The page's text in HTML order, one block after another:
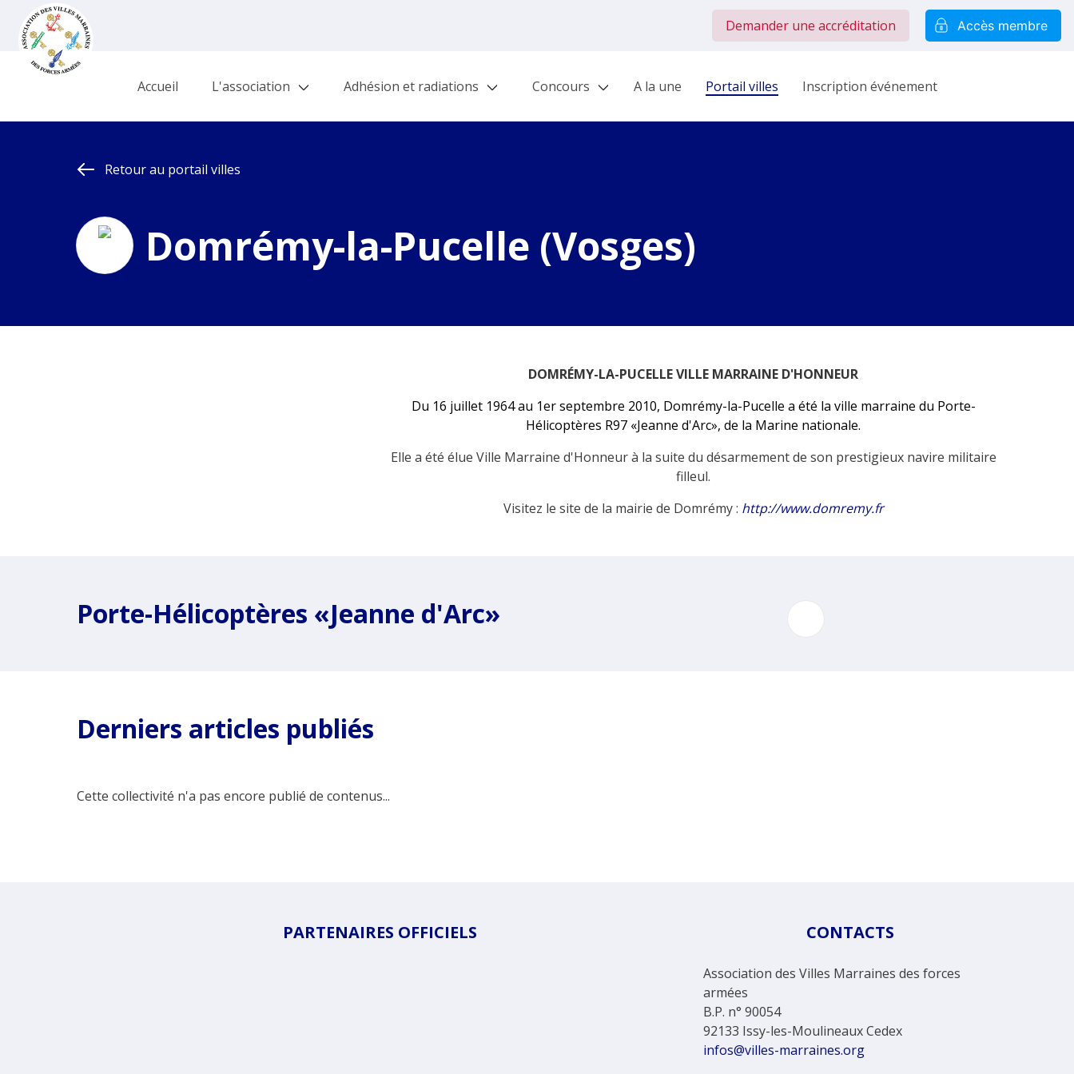
Demander une accréditation Accès membre
Accueil L'association Adhésion et radiations Concours A la une Portail villes Inscription événement
Retour au portail villes
Domrémy-la-Pucelle (Vosges)
DOMRÉMY-LA-PUCELLE VILLE MARRAINE D'HONNEUR
Du 16 juillet 1964 au 1er septembre 2010, Domrémy-la-Pucelle a été la ville marraine du Porte-
Hélicoptères R97 «Jeanne d'Arc», de la Marine nationale.
Elle a été élue Ville Marraine d'Honneur à la suite du désarmement de son prestigieux navire militaire
filleul.
Visitez le site de la mairie de Domrémy : http://www.domremy.fr
Porte-Hélicoptères «Jeanne d'Arc»
Derniers articles publiés
Cette collectivité n'a pas encore publié de contenus...
PARTENAIRES OFFICIELS CONTACTS
Association des Villes Marraines des forces
armées
B.P. n° 90054
92133 Issy-les-Moulineaux Cedex
infos@villes-marraines.org